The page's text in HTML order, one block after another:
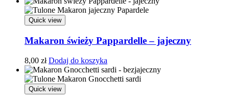
Quick view
Makaron świeży Pappardelle – jajeczny
8,00 zł Dodaj do koszyka
Quick view